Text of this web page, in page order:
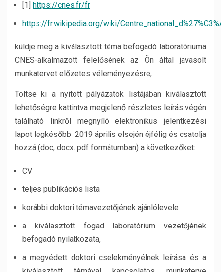
[1] https://cnes.fr/fr
https://fr.wikipedia.org/wiki/
küldje meg a kiválasztott téma befogadó laboratóriuma
CNES-alkalmazott felelősének az Ön által javasolt
munkatervet előzetes véleményezésre,
Töltse ki a nyitott pályázatok listájában kiválasztott
lehetőségre kattintva megjelenő részletes leírás végén
található linkről megnyíló elektronikus jelentkezési
lapot legkésőbb 2019 április elsején éjfélig és csatolja
hozzá (doc, docx, pdf formátumban) a következőket:
CV
teljes publikációs lista
korábbi doktori témavezetőjének ajánlólevele
a kiválasztott fogad laboratórium vezetőjének
befogadó nyilatkozata,
a megvédett doktori cselekményélnek leírása és a